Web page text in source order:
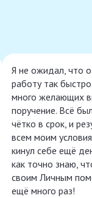
Я не ожидал, что
работу так
много желающих
поручение. Всё
чётко в срок, и
всем моим
кинул себе ещё
как точно знаю,
своим Личным
ещё много раз!